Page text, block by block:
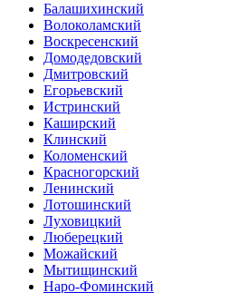
Балашихинский
Волоколамский
Воскресенский
Домодедовский
Дмитровский
Егорьевский
Истринский
Каширский
Клинский
Коломенский
Красногорский
Ленинский
Лотошинский
Луховицкий
Люберецкий
Можайский
Мытищинский
Наро-Фоминский